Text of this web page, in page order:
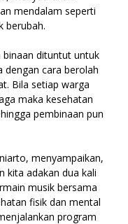
mendalam seperti
berubah.
binaan dituntut untuk
dengan cara berolah
Bila setiap warga
maka kesehatan
pembinaan pun
menyampaikan,
kita adakan dua kali
musik bersama
fisik dan mental
program